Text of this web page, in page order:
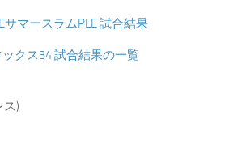
サマースラムPLE 試合結果
ックス34 試合結果の一覧
ス)